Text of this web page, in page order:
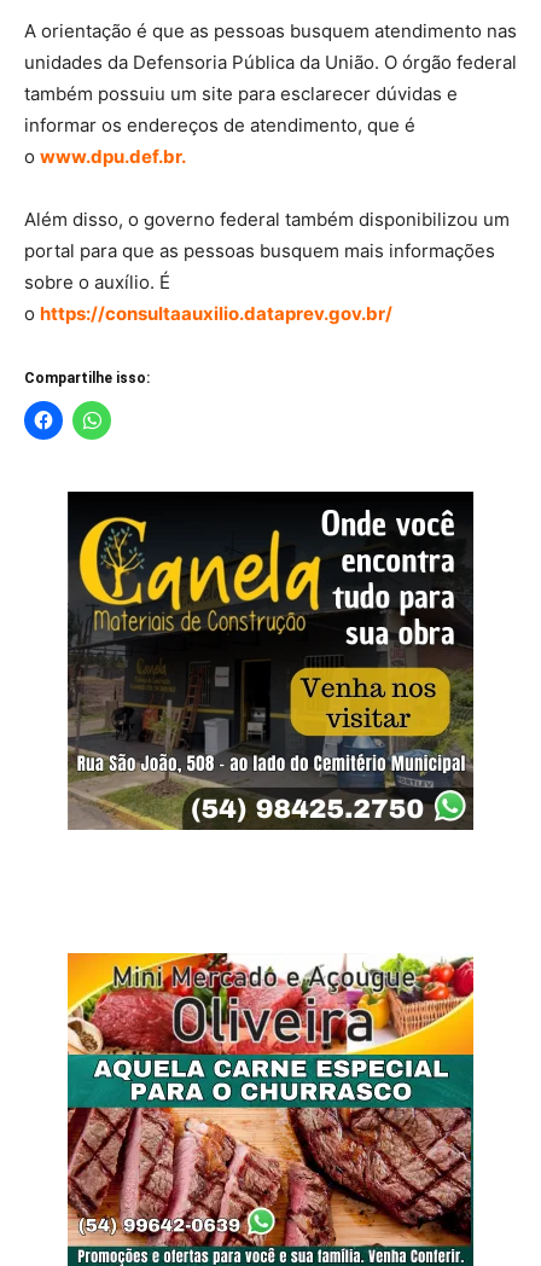
A orientação é que as pessoas busquem atendimento nas
unidades da Defensoria Pública da União. O órgão federal
também possuiu um site para esclarecer dúvidas e
informar os endereços de atendimento, que é
o www.dpu.def.br.
Além disso, o governo federal também disponibilizou um
portal para que as pessoas busquem mais informações
sobre o auxílio. É
o https://consultaauxilio.dataprev.gov.br/
Compartilhe isso: